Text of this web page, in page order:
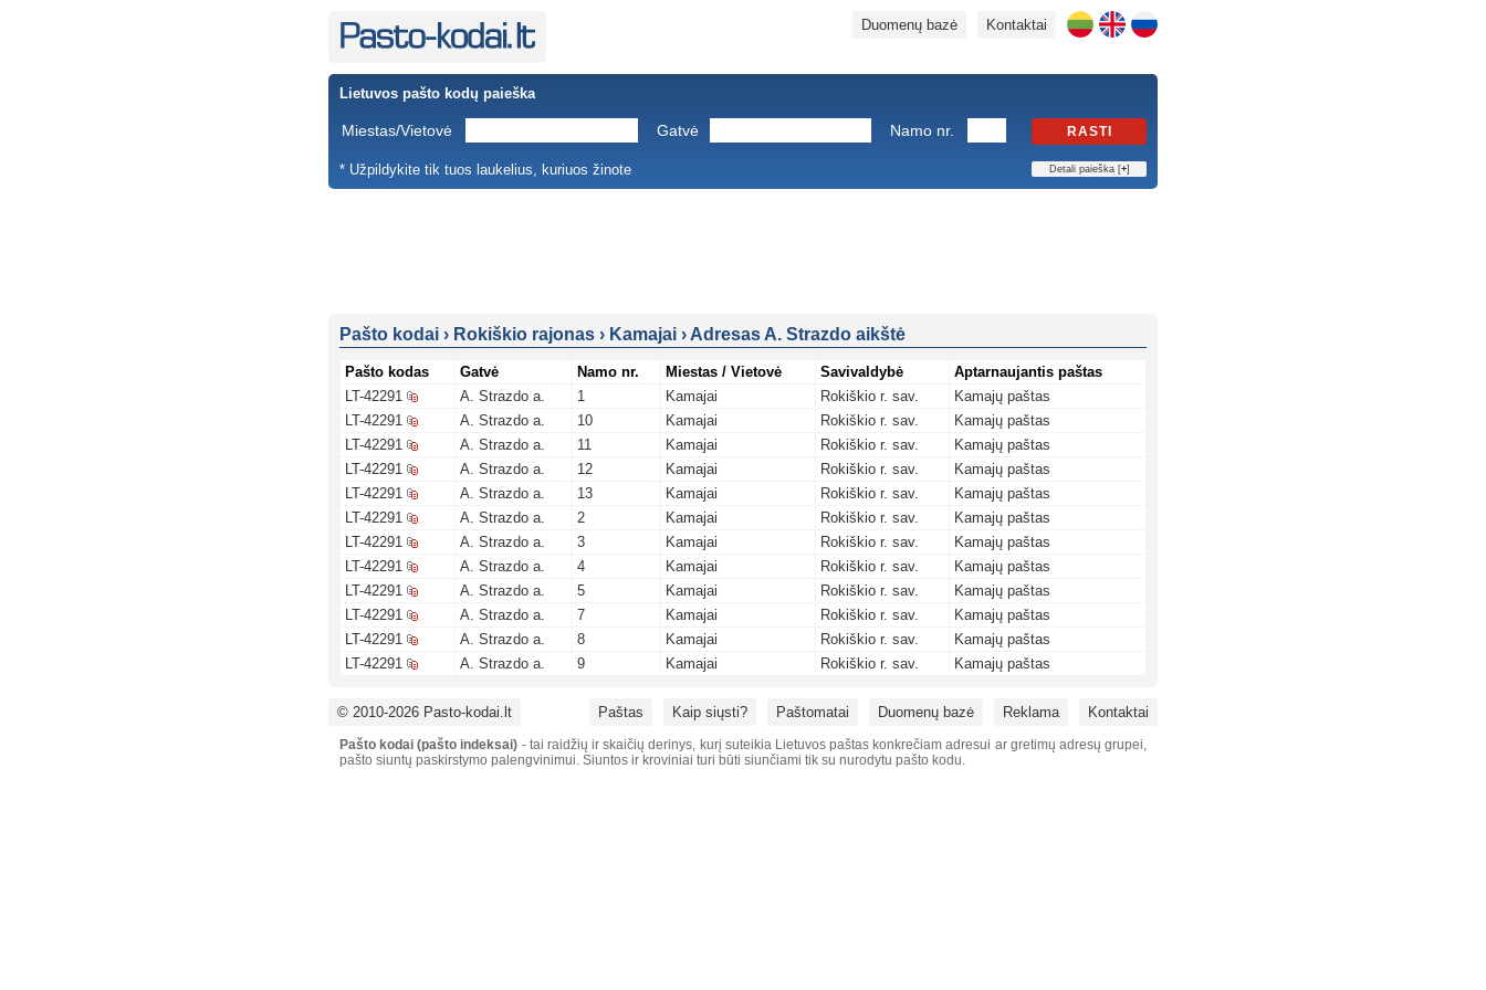
Kontaktai
Duomenų bazė
Lietuvos pašto kodų paieška
Miestas/Vietovė Gatvė Namo nr. RASTI
* Užpildykite tik tuos laukelius, kuriuos žinote Detali paieška [+]
Pašto kodai › Rokiškio rajonas › Kamajai › Adresas A. Strazdo aikštė
Pašto kodas Gatvė Namo nr. Miestas / Vietovė Savivaldybė
Aptarnaujantis paštas
LT-42291
A. Strazdo a. 1 Kamajai Rokiškio r. sav.
Kamajų paštas
LT-42291
A. Strazdo a. 10 Kamajai Rokiškio r. sav.
Kamajų paštas
LT-42291
A. Strazdo a. 11 Kamajai Rokiškio r. sav.
Kamajų paštas
LT-42291
A. Strazdo a. 12 Kamajai Rokiškio r. sav.
Kamajų paštas
LT-42291
A. Strazdo a. 13 Kamajai Rokiškio r. sav.
Kamajų paštas
LT-42291
A. Strazdo a. 2 Kamajai Rokiškio r. sav.
Kamajų paštas
LT-42291
A. Strazdo a. 3 Kamajai Rokiškio r. sav.
Kamajų paštas
LT-42291
A. Strazdo a. 4 Kamajai Rokiškio r. sav.
Kamajų paštas
LT-42291
A. Strazdo a. 5 Kamajai Rokiškio r. sav.
Kamajų paštas
LT-42291
A. Strazdo a. 7 Kamajai Rokiškio r. sav.
Kamajų paštas
LT-42291
A. Strazdo a. 8 Kamajai Rokiškio r. sav.
Kamajų paštas
LT-42291
A. Strazdo a. 9 Kamajai Rokiškio r. sav. Kamajų paštas
© 2010-2026 Pasto-kodai.lt Paštas Kaip siųsti? Paštomatai Duomenų bazė Reklama Kontaktai
Pašto kodai (pašto indeksai) - tai raidžių ir skaičių derinys, kurį suteikia Lietuvos paštas konkrečiam adresui ar gretimų adresų grupei,
pašto siuntų paskirstymo palengvinimui. Siuntos ir kroviniai turi būti siunčiami tik su nurodytu pašto kodu.